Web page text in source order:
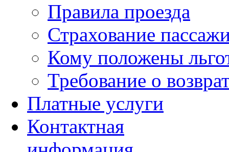
Правила проезда
Страхование
Кому положены
Требование о
Платные услуги
Контактная